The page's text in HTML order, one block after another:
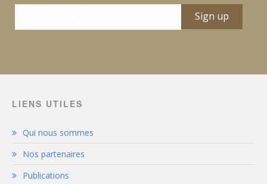
LIENS UTILES
Qui nous sommes
Nos partenaires
Publications